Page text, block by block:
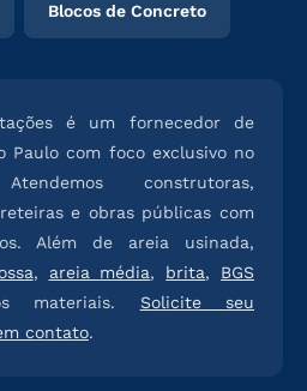
Blocos de Concreto
é um fornecedor de
Paulo com foco exclusivo no
construtoras,
e obras públicas com
Além de areia usinada,
, areia média, brita, BGS
materiais. Solicite seu
contato.